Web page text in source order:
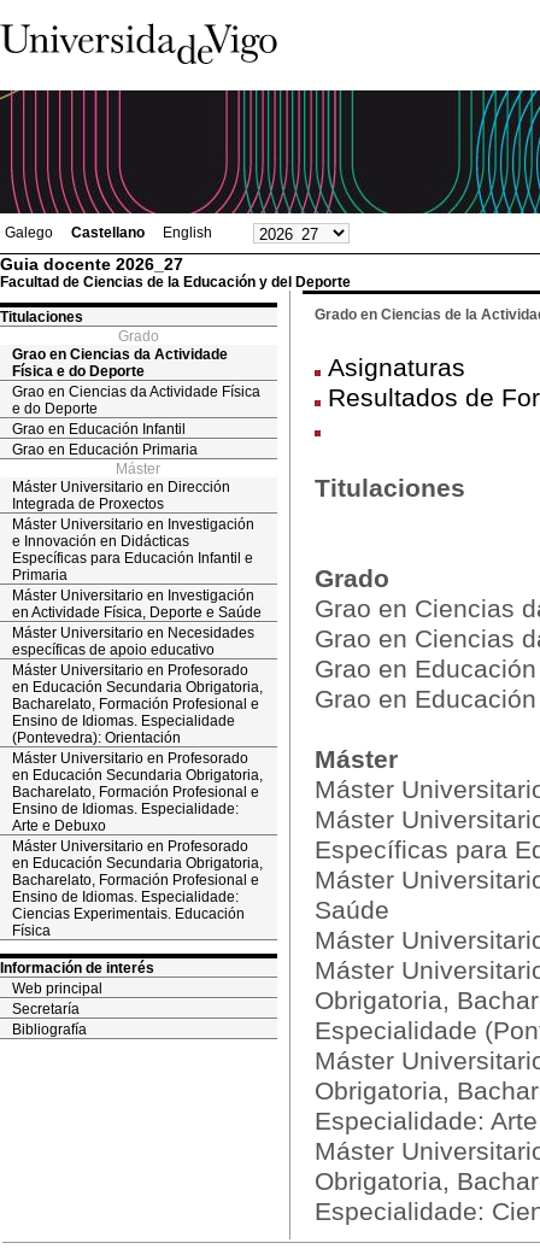
Galego Castellano English
Guia docente 2026_27
Facultad de Ciencias de la Educación y del Deporte
Titulaciones
Grado
Grao en Ciencias da Actividade
Física e do Deporte
Grao en Ciencias da Actividade Física
e do Deporte
Grao en Educación Infantil
Grao en Educación Primaria
Máster
Máster Universitario en Dirección
Integrada de Proxectos
Máster Universitario en Investigación
e Innovación en Didácticas
Específicas para Educación Infantil e
Primaria
Máster Universitario en Investigación
en Actividade Física, Deporte e Saúde
Máster Universitario en Necesidades
específicas de apoio educativo
Máster Universitario en Profesorado
en Educación Secundaria Obrigatoria,
Bacharelato, Formación Profesional e
Ensino de Idiomas. Especialidade
(Pontevedra): Orientación
Máster Universitario en Profesorado
en Educación Secundaria Obrigatoria,
Bacharelato, Formación Profesional e
Ensino de Idiomas. Especialidade:
Arte e Debuxo
Máster Universitario en Profesorado
en Educación Secundaria Obrigatoria,
Bacharelato, Formación Profesional e
Ensino de Idiomas. Especialidade:
Ciencias Experimentais. Educación
Física
Información de interés
Web principal
Secretaría
Bibliografía
Grado en Ciencias de la
Asignaturas
Resultados de
Titulaciones
Grado
Grao en Ciencias
Grao en Ciencias
Grao en
Grao en
Máster
Máster
Máster
Específicas para
Máster
Saúde
Máster
Máster
Obrigatoria,
Especialidade
Máster
Obrigatoria,
Especialidade:
Máster
Obrigatoria,
Especialidade: